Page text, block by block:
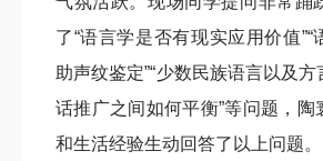
了“语言学是否有现实应用价值
助声纹鉴定”“少数民族语言以及
话推广之间如何平衡”等问题， 陶
和生活经验生动回答了以上问题。